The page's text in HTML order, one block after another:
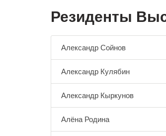
Резиденты
Александр Сойнов
Александр Кулябин
Александр Кыркунов
Алёна Родина